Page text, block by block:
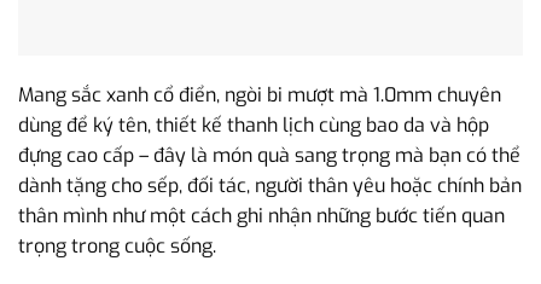
Mang sắc xanh cổ điển, ngòi bi mượt mà 1.0mm chuyên
dùng để ký tên, thiết kế thanh lịch cùng bao da và hộp
đựng cao cấp – đây là món quà sang trọng mà bạn có thể
dành tặng cho sếp, đối tác, người thân yêu hoặc chính bản
thân mình như một cách ghi nhận những bước tiến quan
trọng trong cuộc sống.